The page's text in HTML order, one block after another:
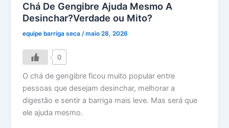
Chá De Gengibre Ajuda Mesmo A
Desinchar?Verdade ou Mito?
equipe barriga seca/maio 28, 2026
0
O chá de gengibre ficou muito popular entre
pessoas que desejam desinchar, melhorar a
digestão e sentir a barriga mais leve. Mas será que
ele ajuda mesmo.